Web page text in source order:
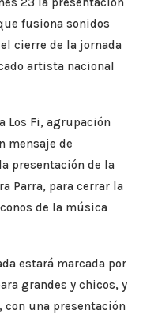
fusiona sonidos
cierre de la jornada
artista nacional
Los Fi, agrupación
mensaje de
presentación de la
Parra, para cerrar la
de la música
estará marcada por
grandes y chicos, y
con una presentación